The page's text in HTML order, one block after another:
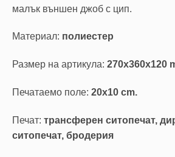
малък външен джоб с цип.
Материал: полиестер
Размер на артикула: 270х360х120
Печатаемо поле: 20х10 cm.
Печат: трансферен ситопечат,
ситопечат, бродерия